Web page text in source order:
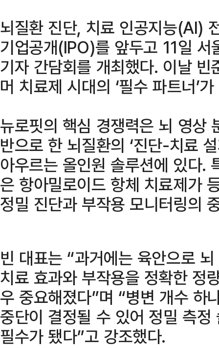
뇌질환 진단, 치료 인공지능(AI)
기업공개(IPO)를 앞두고 11일
기자 간담회를 개최했다. 이날
머 치료제 시대의 ‘필수 파트너’
뉴로핏의 핵심 경쟁력은 뇌 영상
반으로 한 뇌질환의 ‘진단-치료
아우르는 올인원 솔루션에 있다.
은 항아밀로이드 항체 치료제가
정밀 진단과 부작용 모니터링의
빈 대표는 “과거에는 육안으로
치료 효과와 부작용을 정확한 정
우 중요해졌다”며 “병변 개수
중단이 결정될 수 있어 정밀 측
필수가 됐다”고 강조했다.